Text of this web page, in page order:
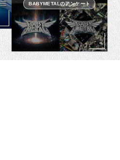
BABYMETALのアンケート